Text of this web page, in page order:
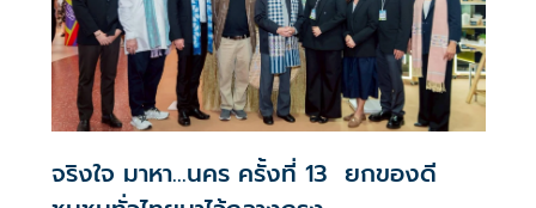
จริงใจ มาหา...นคร ครั้งที่ 13 ยกของดี